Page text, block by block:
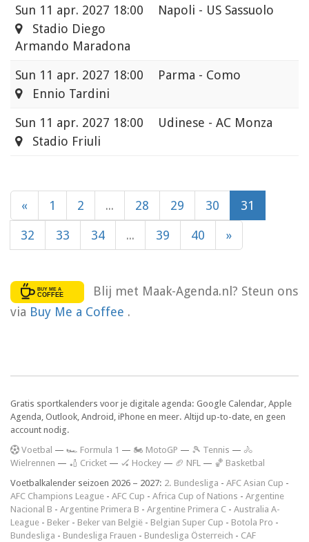
Sun 11 apr. 2027 18:00
Napoli - US Sassuolo
Stadio Diego
Armando Maradona
Sun 11 apr. 2027 18:00
Parma - Como
Ennio Tardini
Sun 11 apr. 2027 18:00
Udinese - AC Monza
Stadio Friuli
« 1 2 ... 28 29 30 31
32 33 34 ... 39 40 »
Blij met Maak-Agenda.nl? Steun ons
via Buy Me a Coffee .
Gratis sportkalenders voor je digitale agenda: Google Calendar, Apple
Agenda, Outlook, Android, iPhone en meer. Altijd up-to-date, en geen
account nodig.
Voetbal — 🏎️ Formula 1 — 🏍 MotoGP — 🎾 Tennis — 🚴
Wielrennen — 🏏 Cricket — 🏑 Hockey — 🏈 NFL — 🏀 Basketbal
Voetbalkalender seizoen 2026 – 2027: 2. Bundesliga - AFC Asian Cup -
AFC Champions League - AFC Cup - Africa Cup of Nations - Argentine
Nacional B - Argentine Primera B - Argentine Primera C - Australia A-
League - Beker - Beker van België - Belgian Super Cup - Botola Pro -
Bundesliga - Bundesliga Frauen - Bundesliga Österreich - CAF